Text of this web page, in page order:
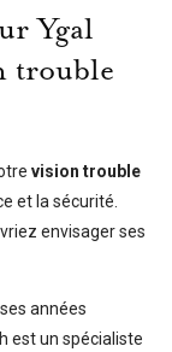
Ygal
trouble
vision trouble
et la sécurité.
envisager ses
années
est un spécialiste